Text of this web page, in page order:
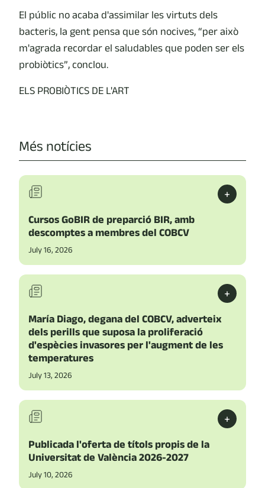
El públic no acaba d'assimilar les virtuts dels
bacteris, la gent pensa que són nocives, “per això
m'agrada recordar el saludables que poden ser els
probiòtics”, conclou.
ELS PROBIÒTICS DE L'ART
Més notícies
+
Cursos GoBIR de preparció BIR, amb
descomptes a membres del COBCV
July 16, 2026
+
María Diago, degana del COBCV, adverteix
dels perills que suposa la proliferació
d'espècies invasores per l'augment de les
temperatures
July 13, 2026
+
Publicada l'oferta de títols propis de la
Universitat de València 2026-2027
July 10, 2026